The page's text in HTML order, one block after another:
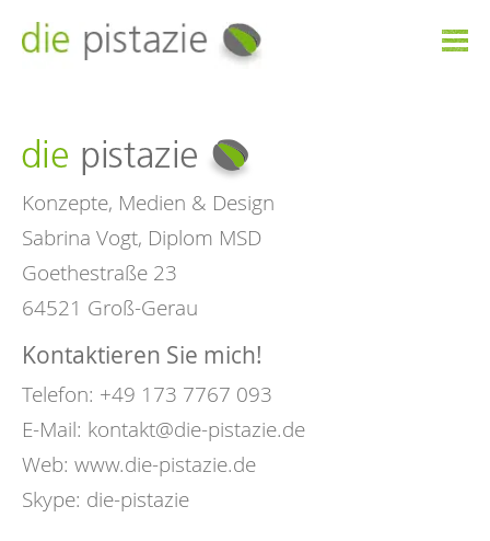

Konzepte, Medien & Design
Sabrina Vogt, Diplom MSD
Goethestraße 23
64521 Groß-Gerau
Kontaktieren Sie mich!
Telefon: +49 173 7767 093
E-Mail: kontakt@die-pistazie.de
Web: www.die-pistazie.de
Skype: die-pistazie